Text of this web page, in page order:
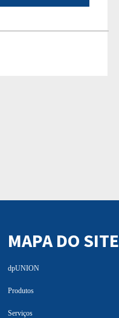
MAPA DO SITE
dpUNION
Produtos
Serviços